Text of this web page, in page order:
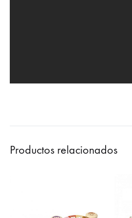
Productos relacionados